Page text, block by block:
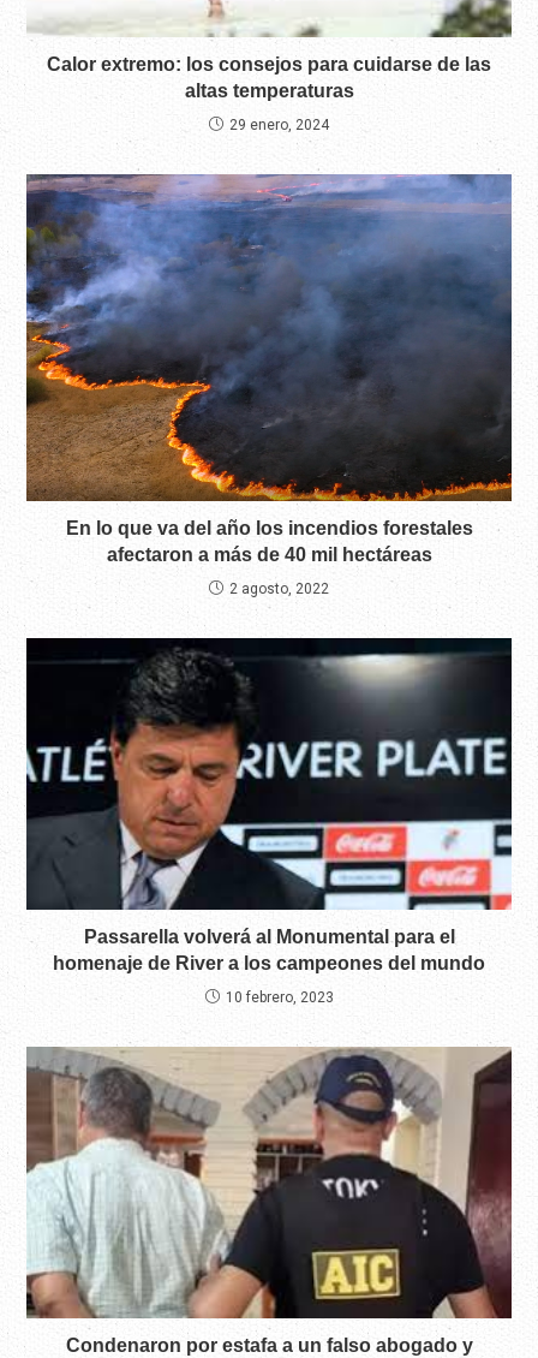
Calor extremo: los consejos para cuidarse de las
altas temperaturas
29 enero, 2024
En lo que va del año los incendios forestales
afectaron a más de 40 mil hectáreas
2 agosto, 2022
Passarella volverá al Monumental para el
homenaje de River a los campeones del mundo
10 febrero, 2023
Condenaron por estafa a un falso abogado y